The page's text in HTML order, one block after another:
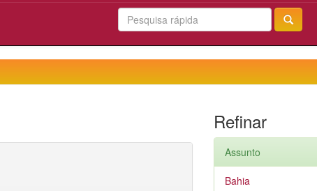
Refinar
Assunto
Bahia